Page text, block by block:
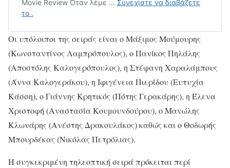
Οι υπόλοιποι της σειράς είναι ο Μάξιμος Μούμουρης
(Κωνσταντίνος Λαμπρόπουλος), ο Πανίκος Πηλάλης
(Αποστόλης Καλογερόπουλος), η Στέφανη Χαραλάμπους
(Άννα Καλογεράκου), η Ιφιγένεια Πιερίδου (Ευτυχία
Κάσση), ο Γιάννης Κρητικός (Πότης Γερακάρης), η Έλενα
Χριστοφή (Αναστασία Κουμουνδούρου), ο Μανώλης
Κλωνάρης (Ανέστης Δρακουλάκος) καθώς και ο Θοδωρής
Μπουρδέκας (Νικόλας Πετρόλιας).
Η συγκεκριμένη τηλεοπτική σειρά πρόκειται περί